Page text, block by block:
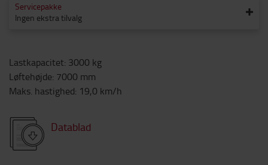
Servicepakke
Ingen ekstra tilvalg
Lastkapacitet: 3000 kg
Løftehøjde: 7000 mm
Maks. hastighed: 19,0 km/h
Datablad